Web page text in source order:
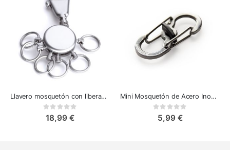
Llavero mosquetón con liberación rápida - Troika Patent
Rating:
18,99 €
Mini Mosquetón de Acero Inoxidable Quick Disconnect Nite Ize S-Biner
Rating:
5,99 €